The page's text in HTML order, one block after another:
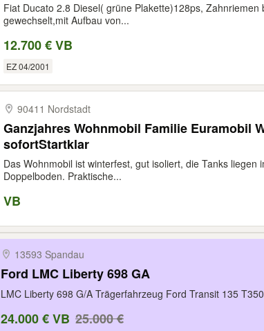
Fiat Ducato 2.8 Diesel( grüne Plakette)128ps, Zahnriemen
gewechselt,mit Aufbau von...
12.700 € VB
EZ 04/2001
90411 Nordstadt
Ganzjahres Wohnmobil Familie Euramobil
sofortStartklar
Das Wohnmobil ist winterfest, gut isoliert, die Tanks liegen
Doppelboden. Praktische...
VB
13593 Spandau
Ford LMC Liberty 698 GA
LMC Liberty 698 G/A Trägerfahrzeug Ford Transit 135
24.000 € VB 25.000 €